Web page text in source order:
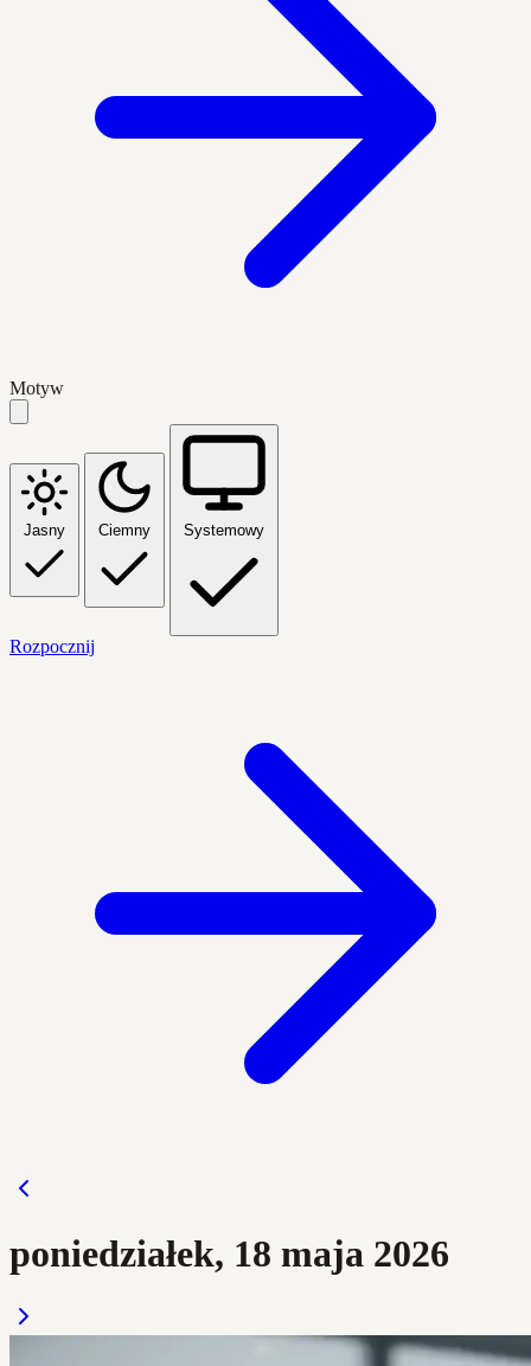
Motyw
Jasny Ciemny Systemowy
Rozpocznij
poniedziałek, 18 maja 2026